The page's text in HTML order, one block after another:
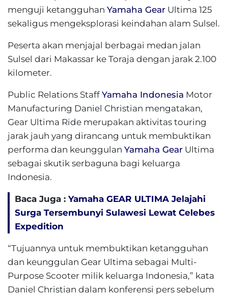
menguji ketangguhan Yamaha Gear Ultima 125
sekaligus mengeksplorasi keindahan alam Sulsel.
Peserta akan menjajal berbagai medan jalan
Sulsel dari Makassar ke Toraja dengan jarak 2.100
kilometer.
Public Relations StaffYamaha Indonesia Motor
Manufacturing Daniel Christian mengatakan,
Gear Ultima Ride merupakan aktivitas touring
jarak jauh yang dirancang untuk membuktikan
performa dan keunggulan Yamaha Gear Ultima
sebagai skutik serbaguna bagi keluarga
Indonesia.
Baca Juga : Yamaha GEAR ULTIMA Jelajahi
Surga Tersembunyi Sulawesi Lewat Celebes
Expedition
“Tujuannya untuk membuktikan ketangguhan
dan keunggulan Gear Ultima sebagai Multi-
Purpose Scooter milik keluarga Indonesia,” kata
Daniel Christian dalam konferensi pers sebelum